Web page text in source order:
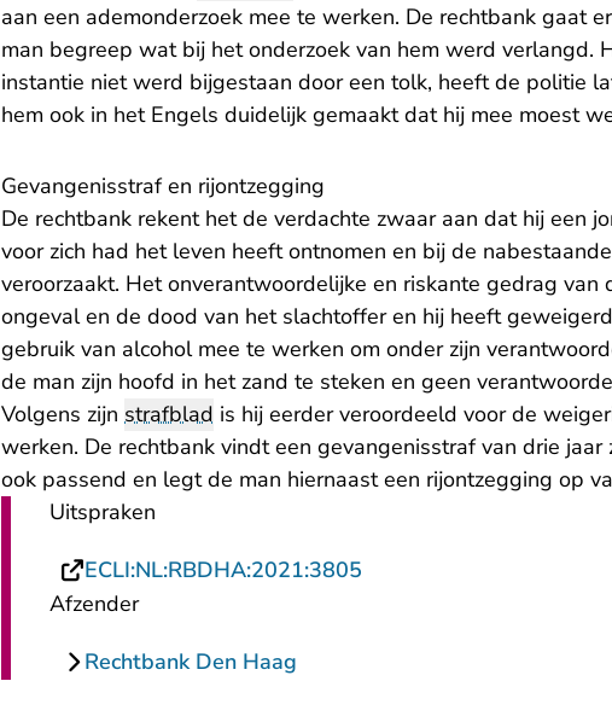
aan een ademonderzoek mee te werken. De rechtbank gaat
man begreep wat bij het onderzoek van hem werd verlangd.
instantie niet werd bijgestaan door een tolk, heeft de politie
hem ook in het Engels duidelijk gemaakt dat hij mee moest
Gevangenisstraf en rijontzegging
De rechtbank rekent het de verdachte zwaar aan dat hij een
voor zich had het leven heeft ontnomen en bij de
veroorzaakt. Het onverantwoordelijke en riskante gedrag van
ongeval en de dood van het slachtoffer en hij heeft
gebruik van alcohol mee te werken om onder zijn
de man zijn hoofd in het zand te steken en geen
Volgens zijn strafblad is hij eerder veroordeeld voor de
werken. De rechtbank vindt een gevangenisstraf van drie
ook passend en legt de man hiernaast een rijontzegging op
Uitspraken
ECLI:NL:RBDHA:2021:3805
Afzender
Rechtbank Den Haag